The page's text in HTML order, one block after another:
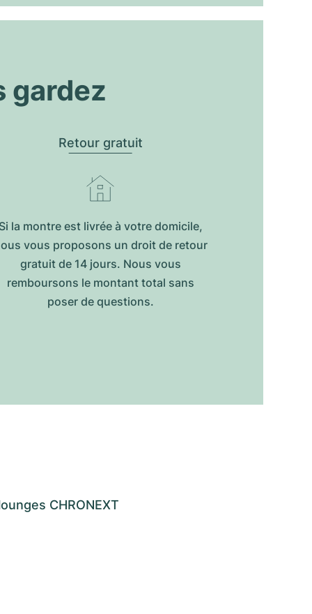
gardez
Retour gratuit
la montre est livrée à votre domicile,
vous proposons un droit de retour
gratuit de 14 jours. Nous vous
remboursons le montant total sans
poser de questions.
CHRONEXT